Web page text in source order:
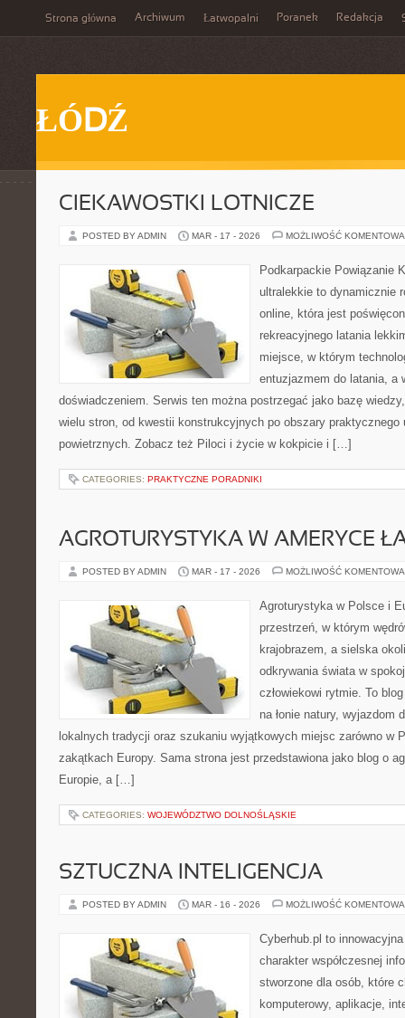
Strona główna Archiwum Łatwopalni Poranek Redakcja
ŁÓDŹ
CIEKAWOSTKI LOTNICZE
POSTED BY ADMIN MAR - 17 - 2026 MOŻLIWOŚĆ
Podkarpackie Powiązanie
ultralekkie to dynamicznie
online, która jest
rekreacyjnego latania
miejsce, w którym
entuzjazmem do latania, a
doświadczeniem. Serwis ten można postrzegać jako bazę
wielu stron, od kwestii konstrukcyjnych po obszary praktycznego
powietrznych. Zobacz też Piloci i życie w kokpicie i […]
CATEGORIES: PRAKTYCZNE PORADNIKI
AGROTURYSTYKA W AMERYCE
POSTED BY ADMIN MAR - 17 - 2026 MOŻLIWOŚĆ
Agroturystyka w Polsce i
przestrzeń, w którym
krajobrazem, a sielska
odkrywania świata w
człowiekowi rytmie. To
na łonie natury, wyjazdom
lokalnych tradycji oraz szukaniu wyjątkowych miejsc zarówno w
zakątkach Europy. Sama strona jest przedstawiona jako blog o
Europie, a […]
CATEGORIES: WOJEWÓDZTWO DOLNOŚLĄSKIE
SZTUCZNA INTELIGENCJA
POSTED BY ADMIN MAR - 16 - 2026 MOŻLIWOŚĆ
Cyberhub.pl to
charakter współczesnej
stworzone dla osób, które
komputerowy, aplikacje,